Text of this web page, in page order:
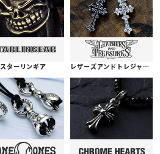
スターリンギア レザーズアンドトレジャーズ